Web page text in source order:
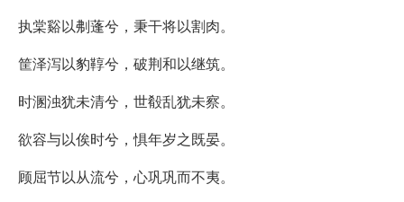
执棠谿以刜蓬兮，秉干将以割肉。
筐泽泻以豹鞟兮，破荆和以继筑。
时溷浊犹未清兮，世殽乱犹未察。
欲容与以俟时兮，惧年岁之既晏。
顾屈节以从流兮，心巩巩而不夷。